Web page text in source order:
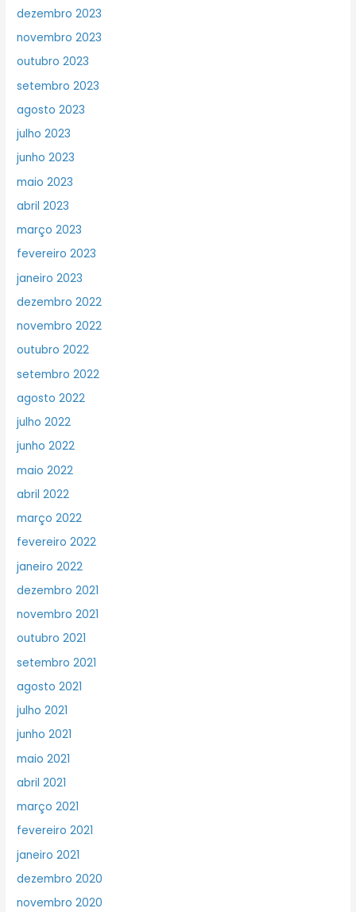
dezembro 2023
novembro 2023
outubro 2023
setembro 2023
agosto 2023
julho 2023
junho 2023
maio 2023
abril 2023
março 2023
fevereiro 2023
janeiro 2023
dezembro 2022
novembro 2022
outubro 2022
setembro 2022
agosto 2022
julho 2022
junho 2022
maio 2022
abril 2022
março 2022
fevereiro 2022
janeiro 2022
dezembro 2021
novembro 2021
outubro 2021
setembro 2021
agosto 2021
julho 2021
junho 2021
maio 2021
abril 2021
março 2021
fevereiro 2021
janeiro 2021
dezembro 2020
novembro 2020